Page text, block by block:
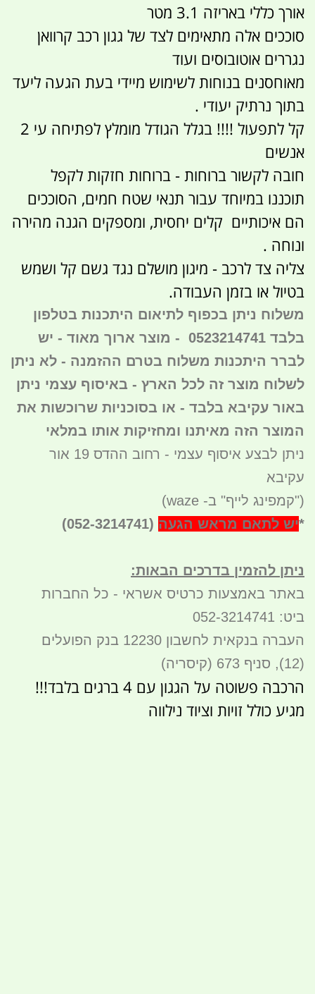
אורך כללי באריזה 3.1 מטר
סוככים אלה מתאימים לצד של גגון רכב קרוואן
נגררים אוטובוסים ועוד
מאוחסנים בנוחות לשימוש מיידי בעת הגעה ליעד
בתוך נרתיק יעודי .
קל לתפעול !!!! בגלל הגודל מומלץ לפתיחה עי 2
אנשים
חובה לקשור ברוחות - ברוחות חזקות לקפל
תוכננו במיוחד עבור תנאי שטח חמים, הסוככים
הם איכותיים קלים יחסית, ומספקים הגנה מהירה
ונוחה .
צליה צד לרכב - מיגון מושלם נגד גשם קל ושמש
בטיול או בזמן העבודה.
משלוח ניתן בכפוף לתיאום היתכנות בטלפון
בלבד 0523214741 - מוצר ארוך מאוד - יש
לברר היתכנות משלוח בטרם ההזמנה - לא ניתן
לשלוח מוצר זה לכל הארץ - באיסוף עצמי ניתן
באור עקיבא בלבד - או בסוכניות שרוכשות את
המוצר הזה מאיתנו ומחזיקות אותו במלאי
ניתן לבצע איסוף עצמי - רחוב ההדס 19 אור
עקיבא
("קמפינג לייף" ב- waze)
*יש לתאם מראש הגעה (052-3214741)
ניתן להזמין בדרכים הבאות:
באתר באמצעות כרטיס אשראי - כל החברות
ביט: 052-3214741
העברה בנקאית לחשבון 12230 בנק הפועלים
(12), סניף 673 (קיסריה)
הרכבה פשוטה על הגגון עם 4 ברגים בלבד!!!
מגיע כולל זויות וציוד נילווה